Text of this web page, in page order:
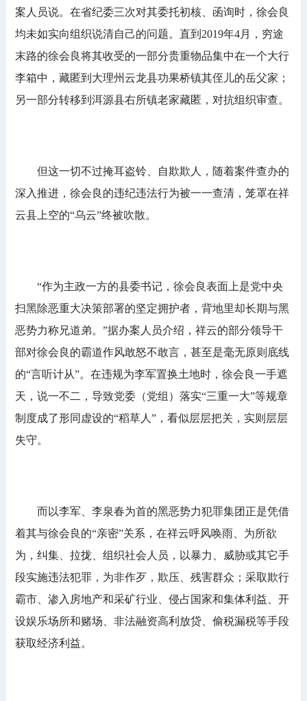
案人员说。在省纪委三次对其委托初核、函询时，徐会良
均未如实向组织说清自己的问题。直到2019年4月，穷途
末路的徐会良将其收受的一部分贵重物品集中在一个大行
李箱中，藏匿到大理州云龙县功果桥镇其侄儿的岳父家；
另一部分转移到洱源县右所镇老家藏匿，对抗组织审查。
但这一切不过掩耳盗铃、自欺欺人，随着案件查办的
深入推进，徐会良的违纪违法行为被一一查清，笼罩在祥
云县上空的“乌云”终被吹散。
“作为主政一方的县委书记，徐会良表面上是党中央
扫黑除恶重大决策部署的坚定拥护者，背地里却长期与黑
恶势力称兄道弟。”据办案人员介绍，祥云的部分领导干
部对徐会良的霸道作风敢怒不敢言，甚至是毫无原则底线
的“言听计从”。在违规为李军置换土地时，徐会良一手遮
天，说一不二，导致党委（党组）落实“三重一大”等规章
制度成了形同虚设的“稻草人”，看似层层把关，实则层层
失守。
而以李军、李泉春为首的黑恶势力犯罪集团正是凭借
着其与徐会良的“亲密”关系，在祥云呼风唤雨、为所欲
为，纠集、拉拢、组织社会人员，以暴力、威胁或其它手
段实施违法犯罪，为非作歹，欺压、残害群众；采取欺行
霸市、渗入房地产和采矿行业、侵占国家和集体利益、开
设娱乐场所和赌场、非法融资高利放贷、偷税漏税等手段
获取经济利益。